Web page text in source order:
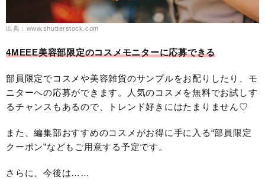
出典：www.shutterstock.com
4MEEE美容部限定のコスメモニターに応募できる
部員限定でコスメや美容雑貨のサンプルをお配りしたり、モ
ニターへの応募ができます。人気のコスメを無料でお試しす
るチャンスもあるので、トレンド好きにはたまりません♡
また、編集部おすすめのコスメがお得に手に入る“部員限定
クーポン”などもご用意する予定です。
さらに、今後は……